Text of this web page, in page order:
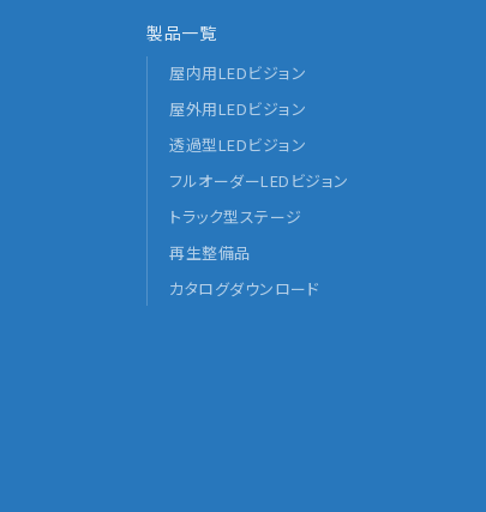
製品一覧
屋内用LEDビジョン
屋外用LEDビジョン
透過型LEDビジョン
フルオーダーLEDビジョン
トラック型ステージ
再生整備品
カタログダウンロード